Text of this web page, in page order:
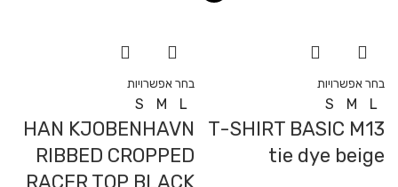
בחר אפשרויות
L
M
S
T-SHIRT BASIC M13
tie dye beige
בחר אפשרויות
L
M
S
HAN KJOBENHAVN
RIBBED CROPPED
RACER TOP BLACK